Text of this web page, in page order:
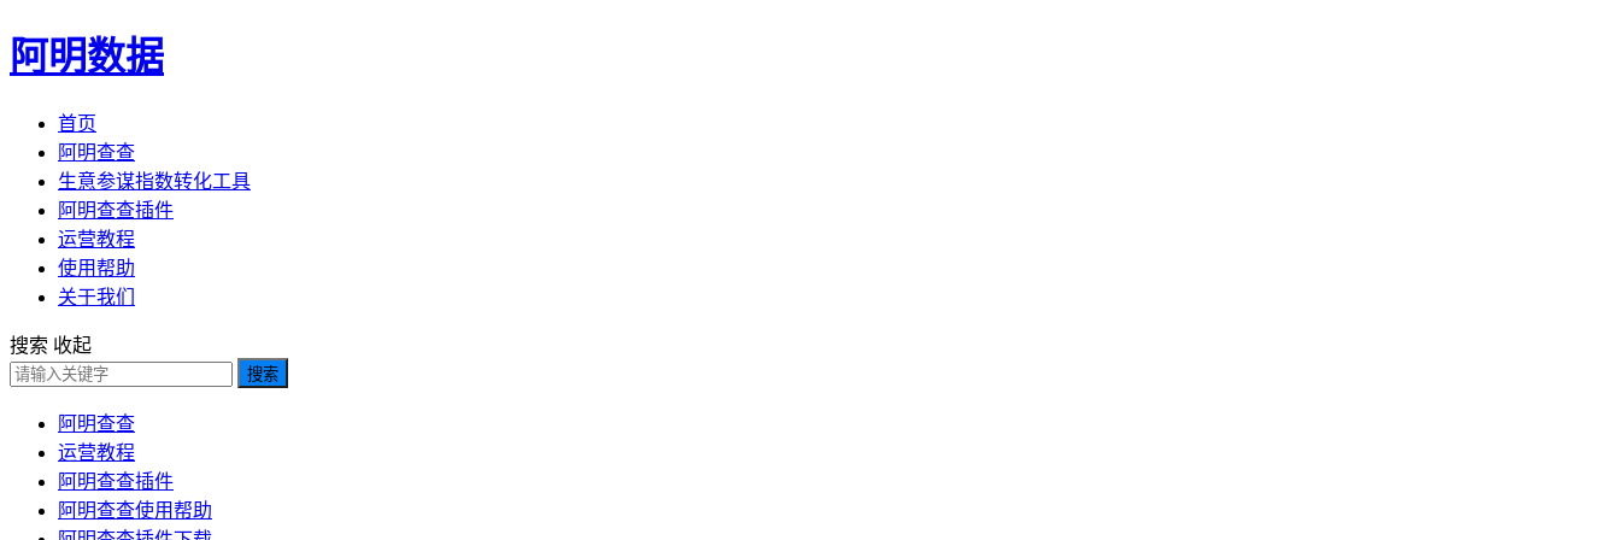
阿明数据
首页
阿明查查
生意参谋指数转化工具
阿明查查插件
运营教程
使用帮助
关于我们
搜索 收起
搜索
阿明查查
运营教程
阿明查查插件
阿明查查使用帮助